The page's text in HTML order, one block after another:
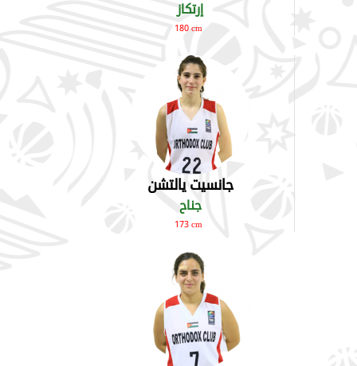
إرتكاز
180 cm
جانسيت يالتشن
جناح
173 cm